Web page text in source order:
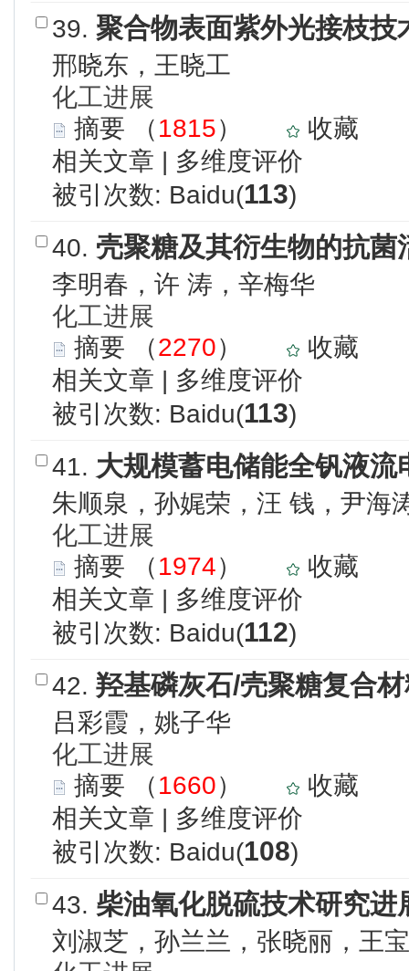
39. 聚合物表面紫外光接枝技
邢晓东，王晓工
化工进展
摘要 （1815）
收藏
相关文章 | 多维度评价
被引次数: Baidu(113)
40. 壳聚糖及其衍生物的抗菌
李明春，许 涛，辛梅华
化工进展
摘要 （2270）
收藏
相关文章 | 多维度评价
被引次数: Baidu(113)
41. 大规模蓄电储能全钒液流
朱顺泉，孙娓荣，汪 钱，尹海
化工进展
摘要 （1974）
收藏
相关文章 | 多维度评价
被引次数: Baidu(112)
42. 羟基磷灰石/壳聚糖复合
吕彩霞，姚子华
化工进展
摘要 （1660）
收藏
相关文章 | 多维度评价
被引次数: Baidu(108)
43. 柴油氧化脱硫技术研究进
刘淑芝，孙兰兰，张晓丽，王